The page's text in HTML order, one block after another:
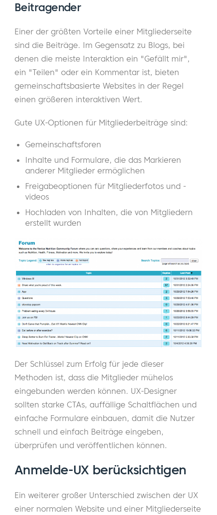
Beitragender
Einer der größten Vorteile einer Mitgliederseite
sind die Beiträge. Im Gegensatz zu Blogs, bei
denen die meiste Interaktion ein "Gefällt mir",
ein "Teilen" oder ein Kommentar ist, bieten
gemeinschaftsbasierte Websites in der Regel
einen größeren interaktiven Wert.
Gute UX-Optionen für Mitgliederbeiträge sind:
Gemeinschaftsforen
Inhalte und Formulare, die das Markieren
anderer Mitglieder ermöglichen
Freigabeoptionen für Mitgliederfotos und -
videos
Hochladen von Inhalten, die von Mitgliedern
erstellt wurden
Der Schlüssel zum Erfolg für jede dieser
Methoden ist, dass die Mitglieder mühelos
eingebunden werden können. UX-Designer
sollten starke CTAs, auffällige Schaltflächen und
einfache Formulare einbauen, damit die Nutzer
schnell und einfach Beiträge eingeben,
überprüfen und veröffentlichen können.
Anmelde-UX berücksichtigen
Ein weiterer großer Unterschied zwischen der UX
einer normalen Website und einer Mitgliederseite